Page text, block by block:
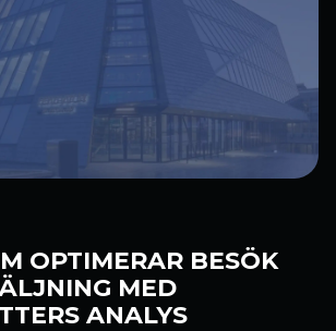
OPTIMERAR BESÖK
MED
ANALYS